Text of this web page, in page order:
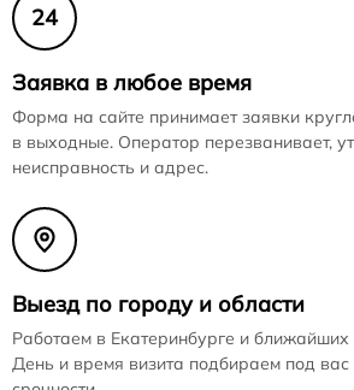
24
Заявка в любое время
Форма на сайте принимает заявки
в выходные. Оператор перезванивает,
неисправность и адрес.
Выезд по городу и области
Работаем в Екатеринбурге и ближайших
День и время визита подбираем под